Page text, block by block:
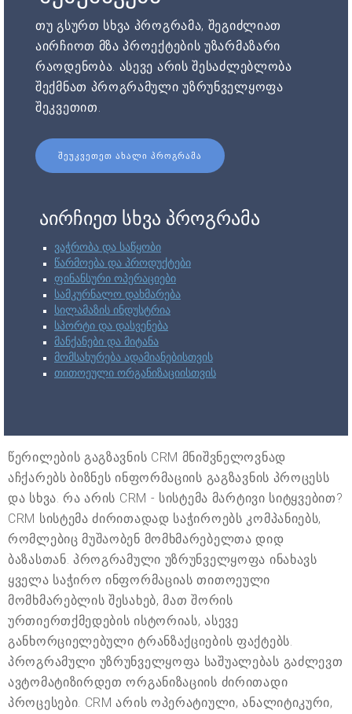
თუ გსურთ სხვა პროგრამა, შეგიძლიათ
აირჩიოთ მზა პროექტების უზარმაზარი
რაოდენობა. ასევე არის შესაძლებლობა
შექმნათ პროგრამული უზრუნველყოფა
შეკვეთით.
ᲨᲔᲣᲙᲕᲔᲗᲔᲗ ᲐᲮᲐᲚᲘ ᲞᲠᲝᲒᲠᲐᲛᲐ
აირჩიეთ სხვა პროგრამა
ვაჭრობა და საწყობი
წარმოება და პროდუქტები
ფინანსური ოპერაციები
სამკურნალო დახმარება
სილამაზის ინდუსტრია
სპორტი და დასვენება
მანქანები და მიტანა
მომსახურება ადამიანებისთვის
თითოეული ორგანიზაციისთვის
წერილების გაგზავნის CRM მნიშვნელოვნად
აჩქარებს ბიზნეს ინფორმაციის გაგზავნის პროცესს
და სხვა. რა არის CRM - სისტემა მარტივი სიტყვებით?
CRM სისტემა ძირითადად საჭიროებს კომპანიებს,
რომლებიც მუშაობენ მომხმარებელთა დიდ
ბაზასთან. პროგრამული უზრუნველყოფა ინახავს
ყველა საჭირო ინფორმაციას თითოეული
მომხმარებლის შესახებ, მათ შორის
ურთიერთქმედების ისტორიას, ასევე
განხორციელებული ტრანზაქციების ფაქტებს.
პროგრამული უზრუნველყოფა საშუალებას გაძლევთ
ავტომატიზირდეთ ორგანიზაციის ძირითადი
პროცესები. CRM არის ოპერატიული, ანალიტიკური,